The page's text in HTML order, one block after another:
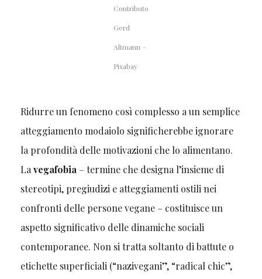
Contributo
Gerd
Altmann –
Pixabay
Ridurre un fenomeno così complesso a un semplice
atteggiamento modaiolo significherebbe ignorare
la profondità delle motivazioni che lo alimentano.
Lavegafobia– termine che designa l’insieme di
stereotipi, pregiudizi e atteggiamenti ostili nei
confronti delle persone vegane – costituisce un
aspetto significativo delle dinamiche sociali
contemporanee. Non si tratta soltanto di battute o
etichette superficiali (“nazivegani”, “radical chic”,